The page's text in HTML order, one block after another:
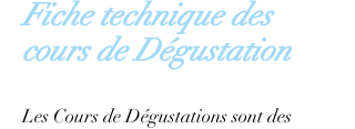
Fichetechnique des
coursde Dégustation
Les Cours de Dégustations sont des